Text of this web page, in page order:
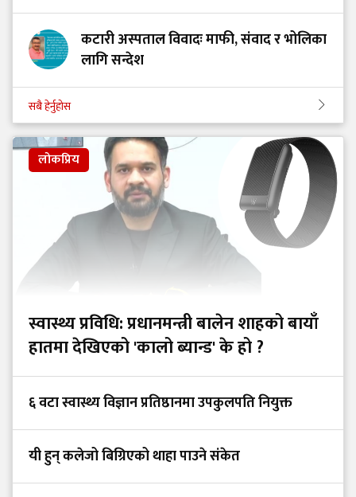
कटारी अस्पताल विवादः माफी, संवाद र भोलिका
लागि सन्देश
सबै हेर्नुहोस
लोकप्रिय
स्वास्थ्य प्रविधि: प्रधानमन्त्री बालेन शाहको बायाँ
हातमा देखिएको 'कालो ब्यान्ड' के हो ?
६ वटा स्वास्थ्य विज्ञान प्रतिष्ठानमा उपकुलपति नियुक्त
यी हुन् कलेजो बिग्रिएको थाहा पाउने संकेत